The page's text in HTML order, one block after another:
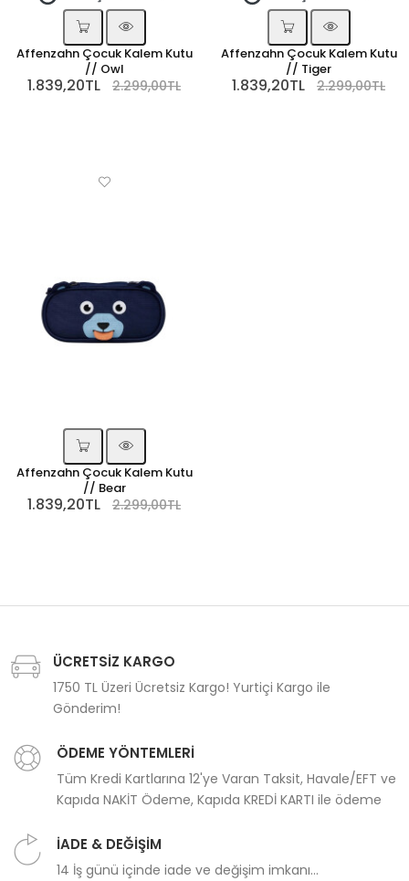
Affenzahn Çocuk Kalem Kutu
// Owl
1.839,20TL 2.299,00TL
Affenzahn Çocuk Kalem Kutu
// Tiger
1.839,20TL 2.299,00TL
Affenzahn Çocuk Kalem Kutu
// Bear
1.839,20TL 2.299,00TL
ÜCRETSİZ KARGO
1750 TL Üzeri Ücretsiz Kargo! Yurtiçi Kargo ile
Gönderim!
ÖDEME YÖNTEMLERİ
Tüm Kredi Kartlarına 12'ye Varan Taksit, Havale/EFT ve
Kapıda NAKİT Ödeme, Kapıda KREDİ KARTI ile ödeme
İADE & DEĞİŞİM
14 İş günü içinde iade ve değişim imkanı...